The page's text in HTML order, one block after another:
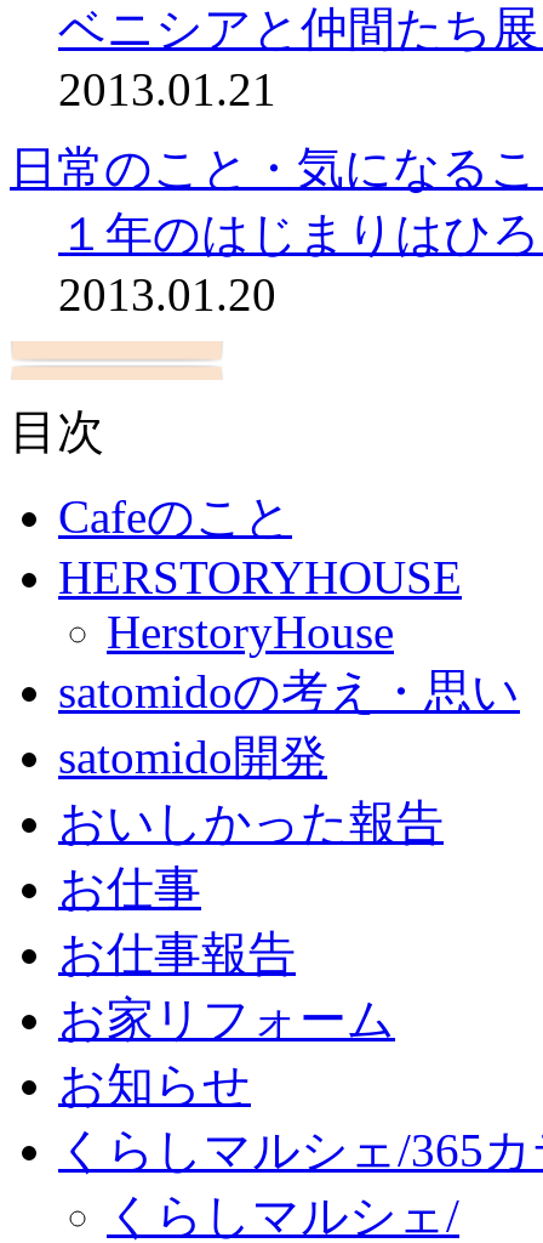
ベニシアと仲間たち
2013.01.21
日常のこと・気になる
１年のはじまりはひ
2013.01.20
目次
Cafeのこと
HERSTORYHOUSE
HerstoryHouse
satomidoの考え・思い
satomido開発
おいしかった報告
お仕事
お仕事報告
お家リフォーム
お知らせ
くらしマルシェ/365
くらしマルシェ/